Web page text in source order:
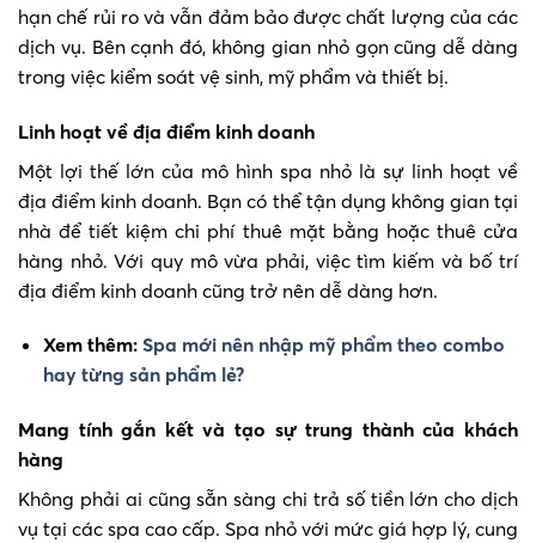
hạn chế rủi ro và vẫn đảm bảo được chất lượng của các
dịch vụ. Bên cạnh đó, không gian nhỏ gọn cũng dễ dàng
trong việc kiểm soát vệ sinh, mỹ phẩm và thiết bị.
Linh hoạt về địa điểm kinh doanh
Một lợi thế lớn của mô hình spa nhỏ là sự linh hoạt về
địa điểm kinh doanh. Bạn có thể tận dụng không gian tại
nhà để tiết kiệm chi phí thuê mặt bằng hoặc thuê cửa
hàng nhỏ. Với quy mô vừa phải, việc tìm kiếm và bố trí
địa điểm kinh doanh cũng trở nên dễ dàng hơn.
Xem thêm: Spa mới nên nhập mỹ phẩm theo combo
hay từng sản phẩm lẻ?
Mang tính gắn kết và tạo sự trung thành của khách
hàng
Không phải ai cũng sẵn sàng chi trả số tiền lớn cho dịch
vụ tại các spa cao cấp. Spa nhỏ với mức giá hợp lý, cung